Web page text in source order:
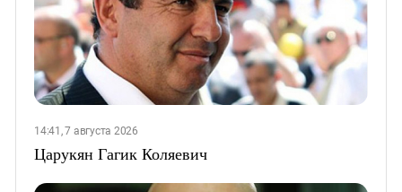
14:41, 7 августа 2026
Царукян Гагик Коляевич